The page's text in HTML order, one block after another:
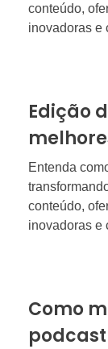
conteúdo,
inovadoras e
Edição
Entenda
conteúdo,
inovadoras e
Como